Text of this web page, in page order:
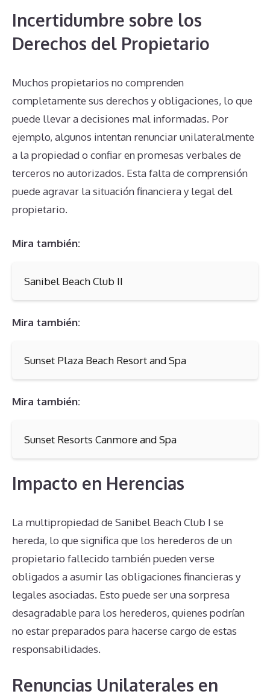
Incertidumbre sobre los
Derechos del Propietario
Muchos propietarios no comprenden
completamente sus derechos y obligaciones, lo que
puede llevar a decisiones mal informadas. Por
ejemplo, algunos intentan renunciar unilateralmente
a la propiedad o confiar en promesas verbales de
terceros no autorizados. Esta falta de comprensión
puede agravar la situación financiera y legal del
propietario.
Mira también:
Sanibel Beach Club II
Mira también:
Sunset Plaza Beach Resort and Spa
Mira también:
Sunset Resorts Canmore and Spa
Impacto en Herencias
La multipropiedad de Sanibel Beach Club I se
hereda, lo que significa que los herederos de un
propietario fallecido también pueden verse
obligados a asumir las obligaciones financieras y
legales asociadas. Esto puede ser una sorpresa
desagradable para los herederos, quienes podrían
no estar preparados para hacerse cargo de estas
responsabilidades.
Renuncias Unilaterales en